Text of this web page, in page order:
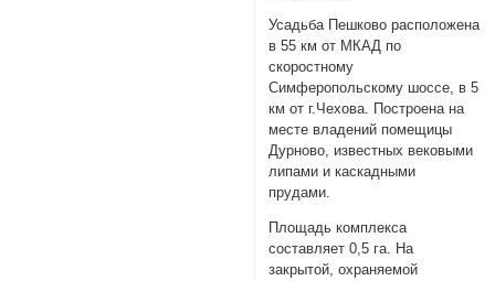
Усадьба Пешково расположена
в 55 км от МКАД по
скоростному
Симферопольскому шоссе, в 5
км от г.Чехова. Построена на
месте владений помещицы
Дурново, известных вековыми
липами и каскадными
прудами.
Площадь комплекса
составляет 0,5 га. На
закрытой, охраняемой